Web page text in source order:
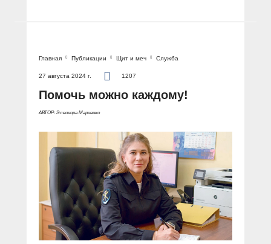
Главная Публикации Щит и меч Служба
27 августа 2024 г. 1207
Помочь можно каждому!
АВТОР: Элеонора Марченко